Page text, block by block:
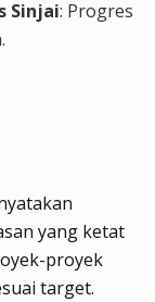
Sinjai: Progres
yang ketat
proyek
target.